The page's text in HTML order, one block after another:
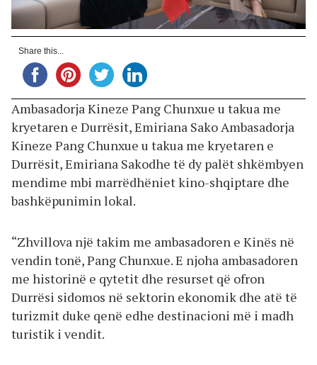
Share this...
Ambasadorja Kineze Pang Chunxue u takua me
kryetaren e Durrësit, Emiriana Sako Ambasadorja
Kineze Pang Chunxue u takua me kryetaren e
Durrësit, Emiriana Sakodhe të dy palët shkëmbyen
mendime mbi marrëdhëniet kino-shqiptare dhe
bashkëpunimin lokal.
“Zhvillova një takim me ambasadoren e Kinës në
vendin tonë, Pang Chunxue. E njoha ambasadoren
me historinë e qytetit dhe resurset që ofron
Durrësi sidomos në sektorin ekonomik dhe atë të
turizmit duke qenë edhe destinacioni më i madh
turistik i vendit.